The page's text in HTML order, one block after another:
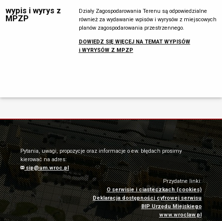
wypis i wyrys z
MPZP
Działy Zagospodarowania Terenu są odpowiedzialne
również za wydawanie wpisów i wyrysów z miejscowych
planów zagospodarowania przestrzennego.
DOWIEDZ SIĘ WIĘCEJ NA TEMAT WYPISÓW
i WYRYSÓW Z MPZP
Pytania, uwagi, propozycje oraz informacje o ew. błędach prosimy
kierować na adres:
sip@um.wroc.pl
Przydatne linki:
O serwisie i ciasteczkach (cookies)
Deklaracja dostępności cyfrowej serwisu
BIP Urzędu Miejskiego
www.wroclaw.pl